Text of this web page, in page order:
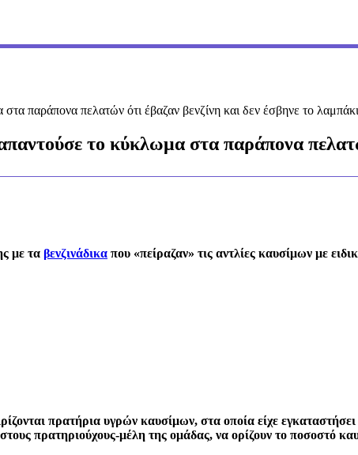
παράπονα πελατών ότι έβαζαν βενζίνη και δεν έσβηνε το
το κύκλωμα στα παράπονα
με τα βενζινάδικα που «πείραζαν» τις αντλίες καυσίμων με
πρατήρια υγρών καυσίμων, στα οποία είχε
πρατηριούχους-μέλη της ομάδας, να ορίζουν το ποσοστό